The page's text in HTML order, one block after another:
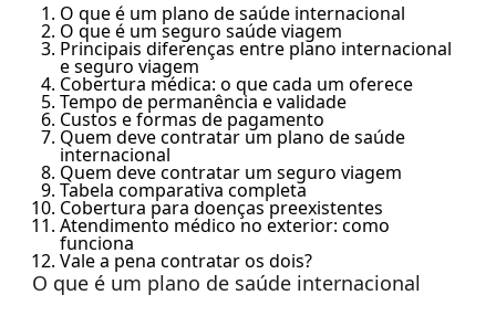
O que é um plano de saúde internacional
O que é um seguro saúde viagem
Principais diferenças entre plano internacional
e seguro viagem
Cobertura médica: o que cada um oferece
Tempo de permanência e validade
Custos e formas de pagamento
Quem deve contratar um plano de saúde
internacional
Quem deve contratar um seguro viagem
Tabela comparativa completa
Cobertura para doenças preexistentes
Atendimento médico no exterior: como
funciona
Vale a pena contratar os dois?
O que é um plano de saúde internacional